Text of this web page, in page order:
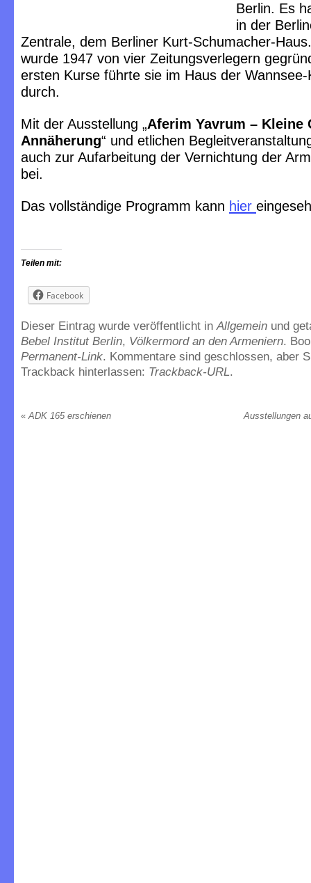
Berlin. Es
in der
Zentrale, dem Berliner Kurt-Schumacher-
wurde 1947 von vier Zeitungsverlegern
ersten Kurse führte sie im Haus der
durch.
Mit der Ausstellung „Aferim Yavrum – Kleine
Annäherung“ und etlichen
auch zur Aufarbeitung der Vernichtung der
bei.
Das vollständige Programm kann hier
Teilen mit:
Facebook
Dieser Eintrag wurde veröffentlicht inAllgemein und
Bebel Institut Berlin, Völkermord an den Armeniern.
Permanent-Link. Kommentare sind geschlossen, aber
Trackback hinterlassen: Trackback-URL.
« ADK 165 erschienen Ausstellungen